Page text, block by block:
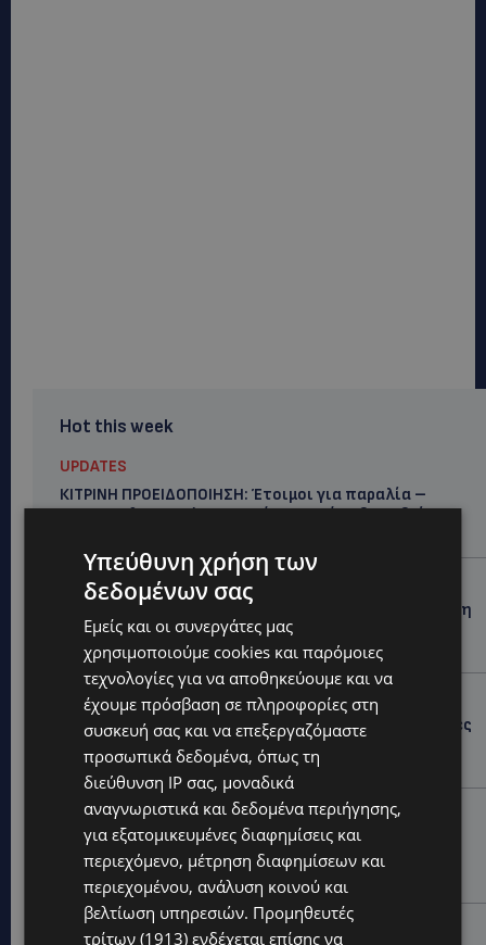
Hot this week
UPDATES
ΚΙΤΡΙΝΗ ΠΡΟΕΙΔΟΠΟΙΗΣΗ: Έτοιμοι για παραλία –
Στους 40°C και σήμερα η Κύπρος-Πότε θα τεθεί σε
UPDATES
ΦΕΙΔΙΑΣ ΠΑΝΑΓΙΩΤΟΥ: Η εμφάνισή του στην εκδήλωση
για Ισαάκ και Σολωμού προκάλεσε αντιδράσεις –
«Ασέβεια προς τους νεκρούς»-(Φώτο)
UPDATES
ΔΗΜΟΣ ΛΑΤΣΙΩΝ – ΓΕΡΙΟΥ: Πάνω από 8.000 υπογραφές
κατά των Δομών Ανηλίκων – Ζητούν γραπτή
δέσμευση από το Κράτος
UPDATES
ΑΓΙΟΣ ΙΩΑΝΝΗΣ ΠΙΤΣΙΛΙΑΣ: Ξανανοίγει η πισίνα του
χωριού – Μια ανάσα δροσιάς για κατοίκους και
επισκέπτες
LIFESTYLE
Υπεύθυνη χρήση των
δεδομένων σας
Εμείς και οι συνεργάτες μας
χρησιμοποιούμε cookies και παρόμοιες
τεχνολογίες για να αποθηκεύουμε και να
έχουμε πρόσβαση σε πληροφορίες στη
συσκευή σας και να επεξεργαζόμαστε
προσωπικά δεδομένα, όπως τη
διεύθυνση IP σας, μοναδικά
αναγνωριστικά και δεδομένα περιήγησης,
για εξατομικευμένες διαφημίσεις και
περιεχόμενο, μέτρηση διαφημίσεων και
περιεχομένου, ανάλυση κοινού και
βελτίωση υπηρεσιών. Προμηθευτές
τρίτων (1913) ενδέχεται επίσης να